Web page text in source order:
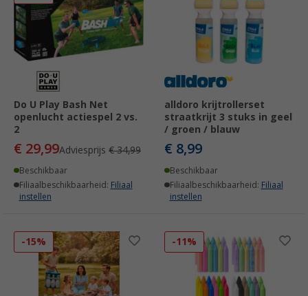
Do U Play Bash Net
openlucht actiespel 2 vs.
2
€ 29,99Adviesprijs € 34,99
Beschikbaar
Filiaalbeschikbaarheid: Filiaal
instellen
alldoro krijtrollerset
straatkrijt 3 stuks in geel
/ groen / blauw
€ 8,99
Beschikbaar
Filiaalbeschikbaarheid: Filiaal
instellen
-15% -11%